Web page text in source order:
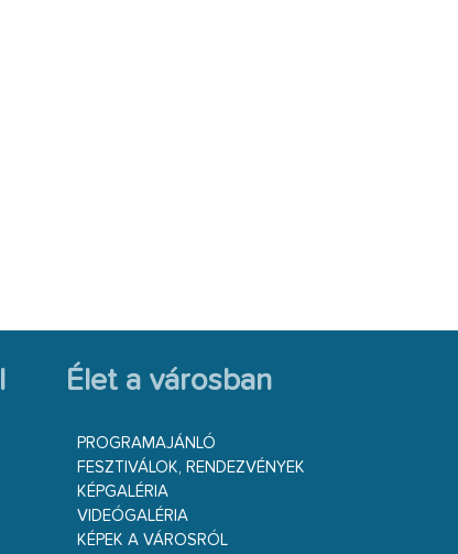
Élet a városban
PROGRAMAJÁNLÓ
FESZTIVÁLOK, RENDEZVÉNYEK
KÉPGALÉRIA
VIDEÓGALÉRIA
KÉPEK A VÁROSRÓL